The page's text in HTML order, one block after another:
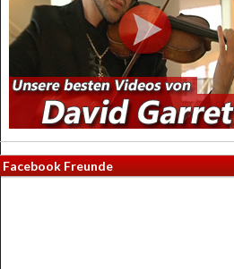
Facebook Freunde